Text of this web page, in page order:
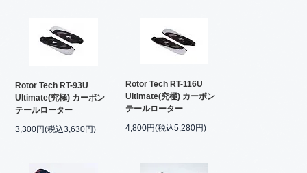
Rotor Tech RT-93U
Ultimate(究極) カーボン
テールローター
3,300円(税込3,630円)
Rotor Tech RT-116U
Ultimate(究極) カーボン
テールローター
4,800円(税込5,280円)